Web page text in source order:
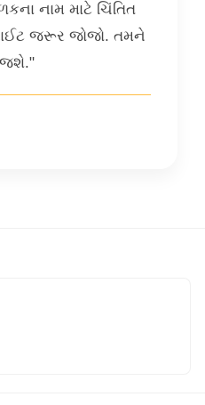
નામ માટે ચિંતિત
જરૂર જોજો. તમને